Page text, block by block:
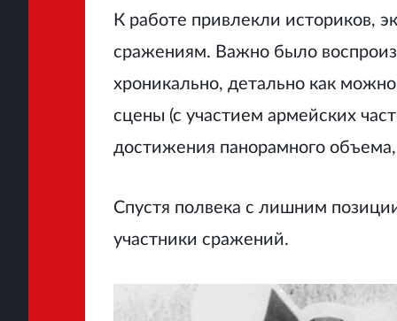
К работе привлекли историков,
сражениям. Важно было
хроникально, детально как
сцены (с участием армейских
достижения панорамного
Спустя полвека с лишним
участники сражений.